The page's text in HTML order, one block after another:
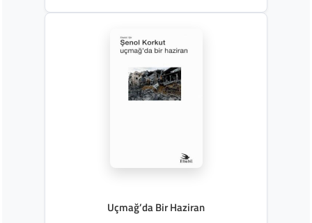
Uçmağ’da Bir Haziran